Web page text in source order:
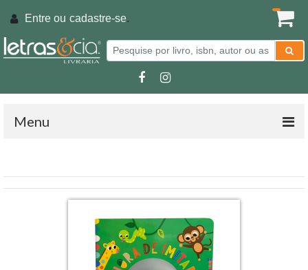
Entre ou cadastre-se.
Menu